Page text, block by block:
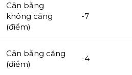
Cân bằng
không căng
(điểm)
-7
Cân bằng căng
(điểm)
-4